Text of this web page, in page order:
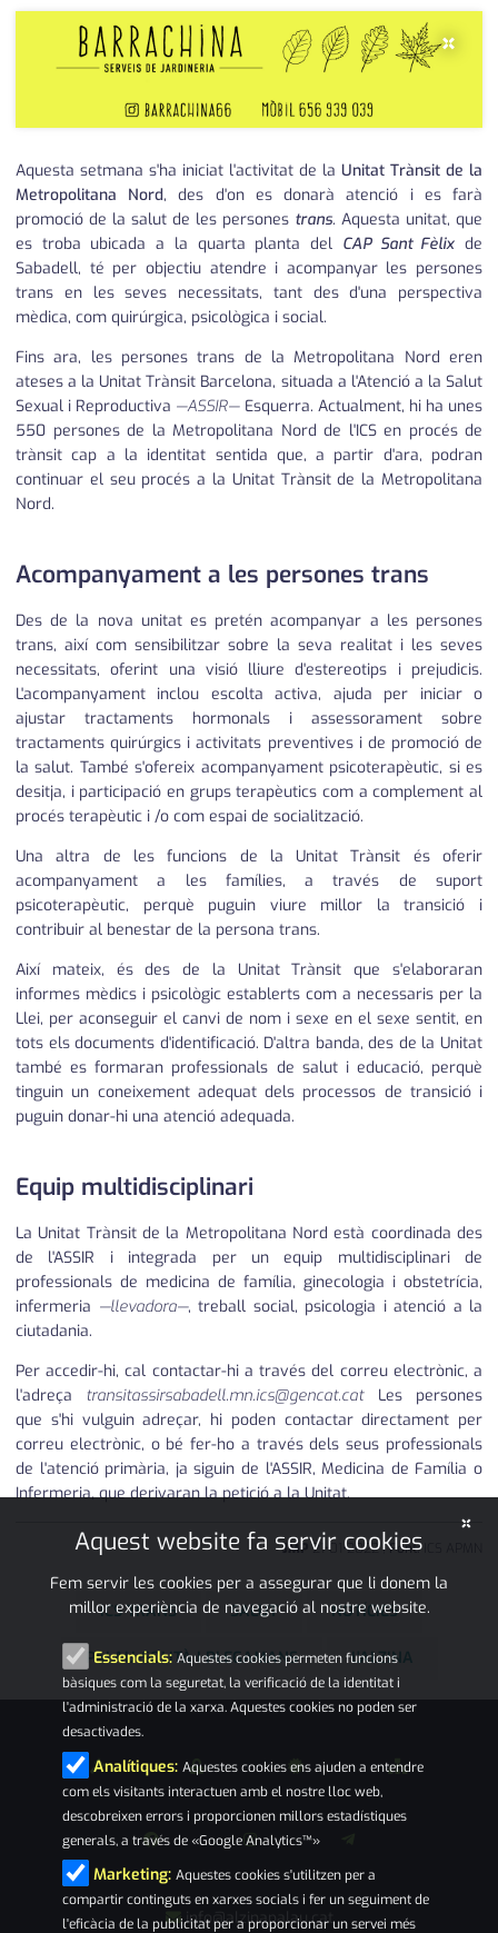
×
Aquesta setmana s'ha iniciat l'activitat de la Unitat Trànsit de la
Metropolitana Nord, des d'on es donarà atenció i es farà
promoció de la salut de les persones trans. Aquesta unitat, que
es troba ubicada a la quarta planta del CAP Sant Fèlix de
Sabadell, té per objectiu atendre i acompanyar les persones
trans en les seves necessitats, tant des d'una perspectiva
mèdica, com quirúrgica, psicològica i social.
Fins ara, les persones trans de la Metropolitana Nord eren
ateses a la Unitat Trànsit Barcelona, situada a l'Atenció a la Salut
Sexual i Reproductiva —ASSIR—Esquerra. Actualment, hi ha unes
550 persones de la Metropolitana Nord de l'ICS en procés de
trànsit cap a la identitat sentida que, a partir d'ara, podran
continuar el seu procés a la Unitat Trànsit de la Metropolitana
Nord.
Acompanyament a les persones trans
Des de la nova unitat es pretén acompanyar a les persones
trans, així com sensibilitzar sobre la seva realitat i les seves
necessitats, oferint una visió lliure d'estereotips i prejudicis.
L'acompanyament inclou escolta activa, ajuda per iniciar o
ajustar tractaments hormonals i assessorament sobre
tractaments quirúrgics i activitats preventives i de promoció de
la salut. També s'ofereix acompanyament psicoterapèutic, si es
desitja, i participació en grups terapèutics com a complement al
procés terapèutic i /o com espai de socialització.
Una altra de les funcions de la Unitat Trànsit és oferir
acompanyament a les famílies, a través de suport
psicoterapèutic, perquè puguin viure millor la transició i
contribuir al benestar de la persona trans.
Així mateix, és des de la Unitat Trànsit que s'elaboraran
informes mèdics i psicològic establerts com a necessaris per la
Llei, per aconseguir el canvi de nom i sexe en el sexe sentit, en
tots els documents d'identificació. D'altra banda, des de la Unitat
també es formaran professionals de salut i educació, perquè
tinguin un coneixement adequat dels processos de transició i
puguin donar-hi una atenció adequada.
Equip multidisciplinari
La Unitat Trànsit de la Metropolitana Nord està coordinada des
de l'ASSIR i integrada per un equip multidisciplinari de
professionals de medicina de família, ginecologia i obstetrícia,
infermeria —llevadora—, treball social, psicologia i atenció a la
ciutadania.
Per accedir-hi, cal contactar-hi a través del correu electrònic, a
l'adreça transitassirsabadell.mn.ics@gencat.catLes persones
que s'hi vulguin adreçar, hi poden contactar directament per
correu electrònic, o bé fer-ho a través dels seus professionals
de l'atenció primària, ja siguin de l'ASSIR, Medicina de Família o
Infermeria, que derivaran la petició a la Unitat.
JMP21•01 •2022|Font:
ICS TRANS SALUT NOTÍCIES
PALAU-SOLITÀ I PLEGAMANS L'ALZINA
info@alzinapalau.cat
×
Aquest website fa servir cookies
Fem servir les cookies per a assegurar que li donem la
millor experiència de navegació al nostre website.
Essencials: Aquestes cookies permeten funcions
bàsiques com la seguretat, la verificació de la identitat i
l'administració de la xarxa. Aquestes cookies no poden ser
desactivades.
Analítiques: Aquestes cookies ens ajuden a entendre
com els visitants interactuen amb el nostre lloc web,
descobreixen errors i proporcionen millors estadístiques
generals, a través de «Google Analytics™»
Marketing: Aquestes cookies s'utilitzen per a
compartir continguts en xarxes socials i fer un seguiment de
l'eficàcia de la publicitat per a proporcionar un servei més